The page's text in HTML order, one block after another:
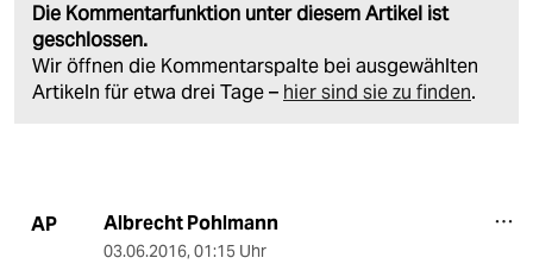
Die Kommentarfunktion unter diesem Artikel ist
geschlossen.
Wir öffnen die Kommentarspalte bei ausgewählten
Artikeln für etwa drei Tage – hier sind sie zu finden.
AP Albrecht Pohlmann
03.06.2016, 01:15 Uhr